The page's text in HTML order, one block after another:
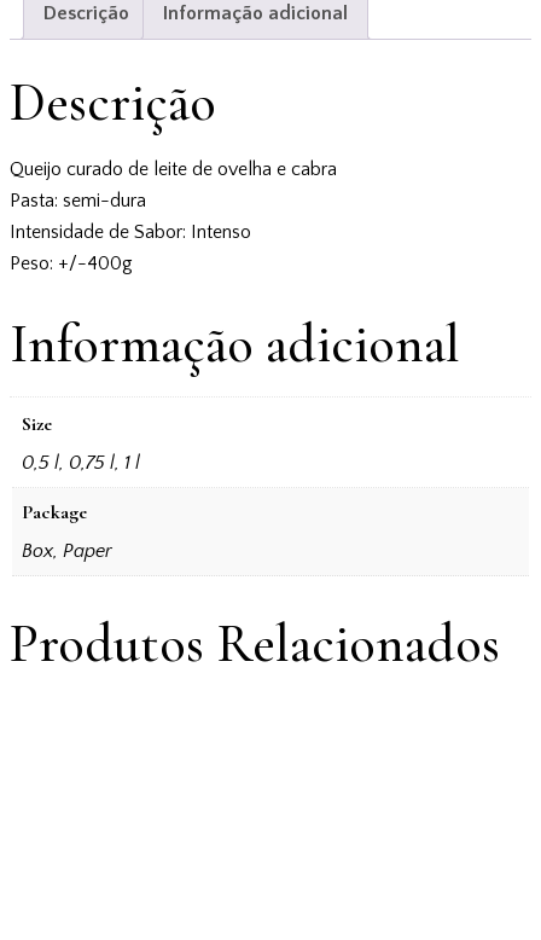
Descrição Informação adicional
Descrição
Queijo curado de leite de ovelha e cabra
Pasta: semi-dura
Intensidade de Sabor: Intenso
Peso: +/-400g
Informação adicional
Size
0,5 l, 0,75 l, 1 l
Package
Box, Paper
Produtos Relacionados